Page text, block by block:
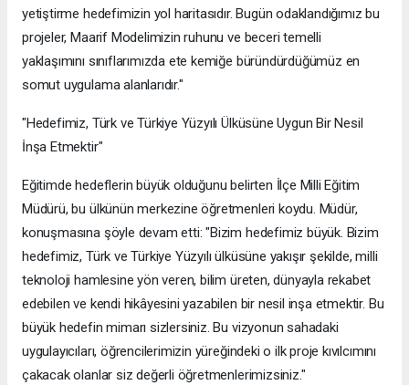
yetiştirme hedefimizin yol haritasıdır. Bugün odaklandığımız bu
projeler, Maarif Modelimizin ruhunu ve beceri temelli
yaklaşımını sınıflarımızda ete kemiğe büründürdüğümüz en
somut uygulama alanlarıdır."
"Hedefimiz, Türk ve Türkiye Yüzyılı Ülküsüne Uygun Bir Nesil
İnşa Etmektir"
Eğitimde hedeflerin büyük olduğunu belirten İlçe Milli Eğitim
Müdürü, bu ülkünün merkezine öğretmenleri koydu. Müdür,
konuşmasına şöyle devam etti: "Bizim hedefimiz büyük. Bizim
hedefimiz, Türk ve Türkiye Yüzyılı ülküsüne yakışır şekilde, milli
teknoloji hamlesine yön veren, bilim üreten, dünyayla rekabet
edebilen ve kendi hikâyesini yazabilen bir nesil inşa etmektir. Bu
büyük hedefin mimarı sizlersiniz. Bu vizyonun sahadaki
uygulayıcıları, öğrencilerimizin yüreğindeki o ilk proje kıvılcımını
çakacak olanlar siz değerli öğretmenlerimizsiniz."